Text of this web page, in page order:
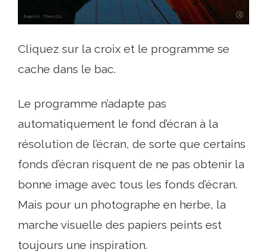
Cliquez sur la croix et le programme se
cache dans le bac.
Le programme n’adapte pas
automatiquement le fond d’écran à la
résolution de l’écran, de sorte que certains
fonds d’écran risquent de ne pas obtenir la
bonne image avec tous les fonds d’écran.
Mais pour un photographe en herbe, la
marche visuelle des papiers peints est
toujours une inspiration.